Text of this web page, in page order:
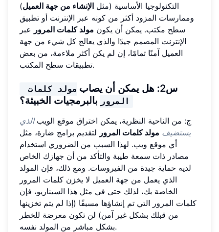
التكنولوجيا الأساسية (مثل الإنشاء من جهة العميل)
وممارسات المزود أكثر من كونه عبر الإنترنت أو تطبيق
سطح مكتب. يمكن أن يكون مولد كلمات المرور عبر
الإنترنت المصمم جيدًا والذي يعالج كل شيء من جهة
العميل آمنًا تمامًا، إن لم يكن أكثر ملاءمة، من بعض
تطبيقات سطح المكتب.
س2: هل يمكن أن يصاب
مولد كلمات
المرور بالبرمجيات الخبيثة؟
ج: من الناحية النظرية، يمكن اختراق موقع الويبالذي
يستضيف مولد كلمات المرور لتقديم برامج ضارة، مثل
أي موقع ويب. لهذا السبب من الضروري استخدام
مصادر ذات سمعة طيبة والتأكد من أن جهازك الخاص
لديه حماية جيدة من الفيروسات. ومع ذلك، فإن المولد
الذي يعمل من جهة العميل لا يخزن كلمات المرور
الخاصة بك، لذلك حتى في مثل هذا السيناريو، فإن
كلمات المرور التي تم إنشاؤها مسبقًا (إذا لم يتم تخزينها
من قبلك بشكل غير آمن) لن تكون معرضة للخطر
بشكل مباشر من المولد نفسه.